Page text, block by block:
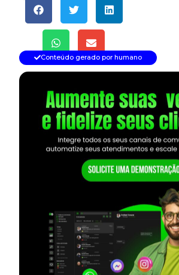
Conteúdo gerado por humano